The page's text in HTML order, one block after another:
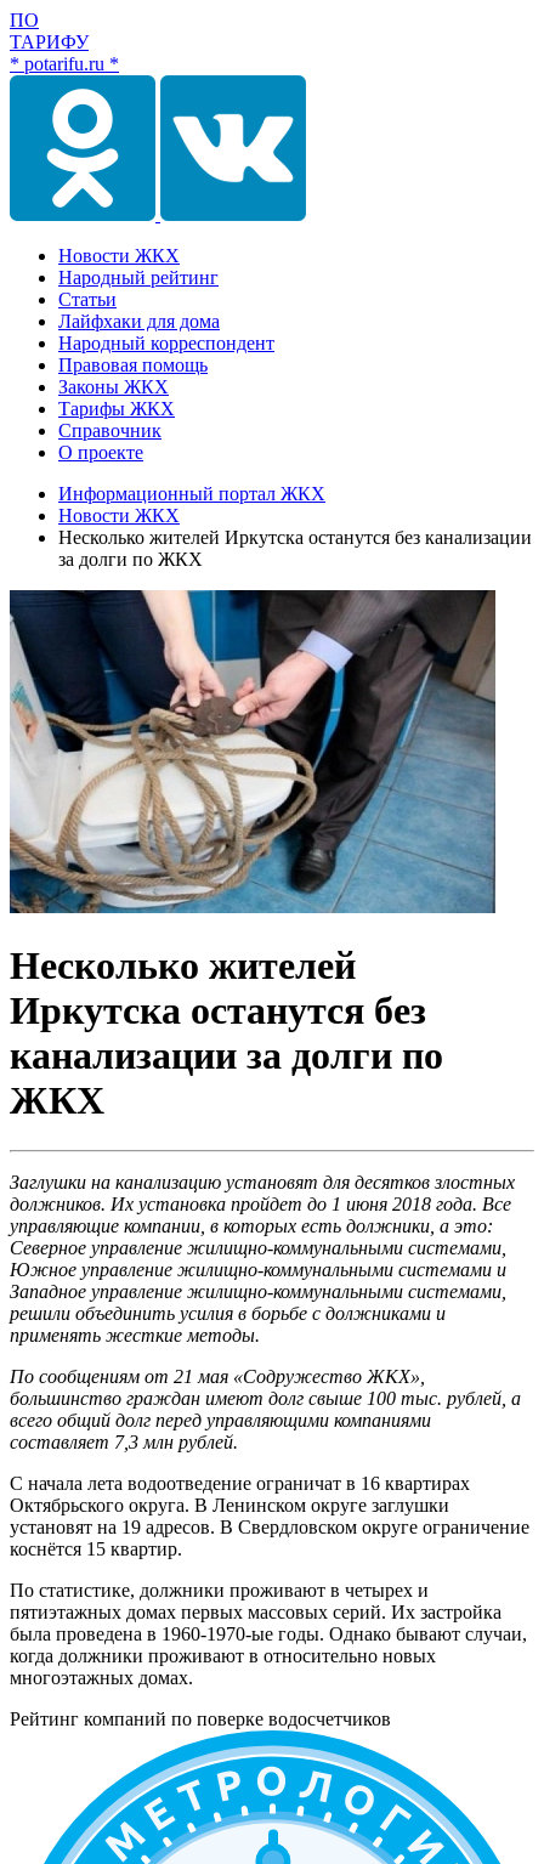
ПО
ТАРИФУ
* potarifu.ru *
Новости ЖКХ
Народный рейтинг
Статьи
Лайфхаки для дома
Народный корреспондент
Правовая помощь
Законы ЖКХ
Тарифы ЖКХ
Справочник
О проекте
Информационный портал ЖКХ
Новости ЖКХ
Несколько жителей Иркутска останутся без канализации
за долги по ЖКХ
Несколько жителей
Иркутска останутся без
канализации за долги по
ЖКХ
Заглушки на канализацию установят для десятков злостных
должников. Их установка пройдет до 1 июня 2018 года. Все
управляющие компании, в которых есть должники, а это:
Северное управление жилищно-коммунальными системами,
Южное управление жилищно-коммунальными системами и
Западное управление жилищно-коммунальными системами,
решили объединить усилия в борьбе с должниками и
применять жесткие методы.
По сообщениям от 21 мая «Содружество ЖКХ»,
большинство граждан имеют долг свыше 100 тыс. рублей, а
всего общий долг перед управляющими компаниями
составляет 7,3 млн рублей.
С начала лета водоотведение ограничат в 16 квартирах
Октябрьского округа. В Ленинском округе заглушки
установят на 19 адресов. В Свердловском округе ограничение
коснётся 15 квартир.
По статистике, должники проживают в четырех и
пятиэтажных домах первых массовых серий. Их застройка
была проведена в 1960-1970-ые годы. Однако бывают случаи,
когда должники проживают в относительно новых
многоэтажных домах.
Рейтинг компаний по поверке водосчетчиков